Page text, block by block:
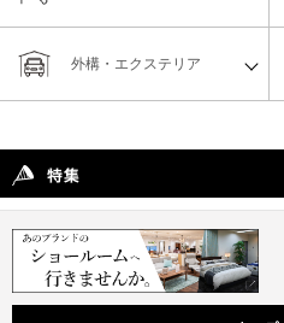
外構・エクステリア